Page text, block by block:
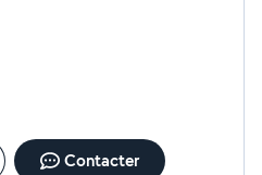
Contacter